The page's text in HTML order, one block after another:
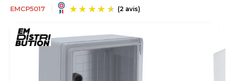
EMCP5017
(2 avis)